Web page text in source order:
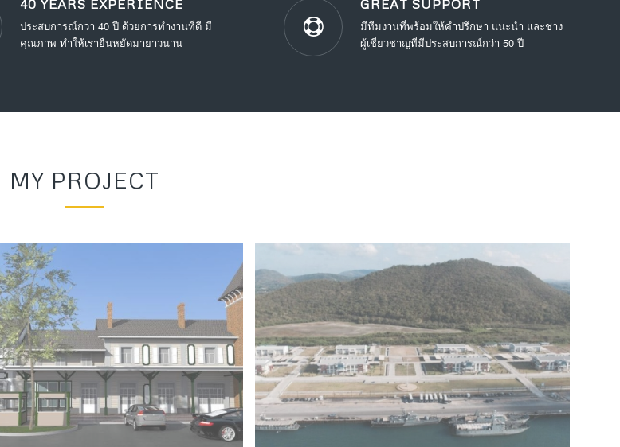
40 YEARS EXPERIENCE
ประสบการณ์กว่า 40 ปี ด้วยการทำงานที่ดี มี
คุณภาพ ทำให้เรายืนหยัดมายาวนาน
GREAT SUPPORT
มีทีมงานที่พร้อมให้คำปรึกษา แนะนำ และช่าง
ผู้เชี่ยวชาญที่มีประสบการณ์กว่า 50 ปี
MY PROJECT